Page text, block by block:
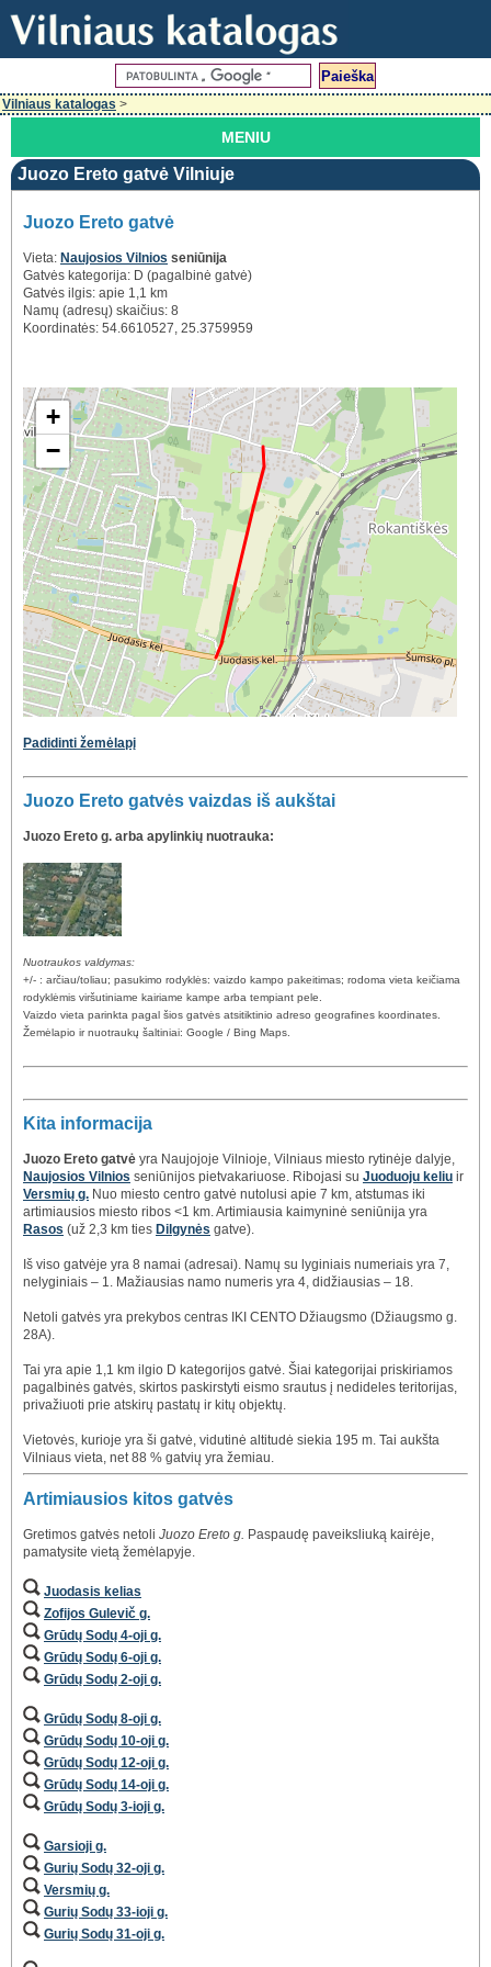
Vilniaus katalogas >
MENIU
Juozo Ereto gatvė Vilniuje
Juozo Ereto gatvė
Vieta: Naujosios Vilnios seniūnija
Gatvės kategorija: D (pagalbinė gatvė)
Gatvės ilgis: apie 1,1 km
Namų (adresų) skaičius: 8
Koordinatės: 54.6610527, 25.3759959
+
−
Padidinti žemėlapį
Juozo Ereto gatvės vaizdas iš aukštai
Juozo Ereto g. arba apylinkių nuotrauka:
Nuotraukos valdymas:
+/- : arčiau/toliau; pasukimo rodyklės: vaizdo kampo pakeitimas; rodoma vieta keičiama
rodyklėmis viršutiniame kairiame kampe arba tempiant pele.
Vaizdo vieta parinkta pagal šios gatvės atsitiktinio adreso geografines koordinates.
Žemėlapio ir nuotraukų šaltiniai: Google / Bing Maps.
Kita informacija
Juozo Ereto gatvė yra Naujojoje Vilnioje, Vilniaus miesto rytinėje dalyje,
Naujosios Vilnios seniūnijos pietvakariuose. Ribojasi su Juoduoju keliu ir
Versmių g. Nuo miesto centro gatvė nutolusi apie 7 km, atstumas iki
artimiausios miesto ribos <1 km. Artimiausia kaimyninė seniūnija yra
Rasos (už 2,3 km ties Dilgynės gatve).
Iš viso gatvėje yra 8 namai (adresai). Namų su lyginiais numeriais yra 7,
nelyginiais – 1. Mažiausias namo numeris yra 4, didžiausias – 18.
Netoli gatvės yra prekybos centras IKI CENTO Džiaugsmo (Džiaugsmo g.
28A).
Tai yra apie 1,1 km ilgio D kategorijos gatvė. Šiai kategorijai priskiriamos
pagalbinės gatvės, skirtos paskirstyti eismo srautus į nedideles teritorijas,
privažiuoti prie atskirų pastatų ir kitų objektų.
Vietovės, kurioje yra ši gatvė, vidutinė altitudė siekia 195 m. Tai aukšta
Vilniaus vieta, net 88 % gatvių yra žemiau.
Artimiausios kitos gatvės
Gretimos gatvės netoli Juozo Ereto g. Paspaudę paveiksliuką kairėje,
pamatysite vietą žemėlapyje.
Juodasis kelias
Zofijos Gulevič g.
Grūdų Sodų 4-oji g.
Grūdų Sodų 6-oji g.
Grūdų Sodų 2-oji g.
Grūdų Sodų 8-oji g.
Grūdų Sodų 10-oji g.
Grūdų Sodų 12-oji g.
Grūdų Sodų 14-oji g.
Grūdų Sodų 3-ioji g.
Garsioji g.
Gurių Sodų 32-oji g.
Versmių g.
Gurių Sodų 33-ioji g.
Gurių Sodų 31-oji g.